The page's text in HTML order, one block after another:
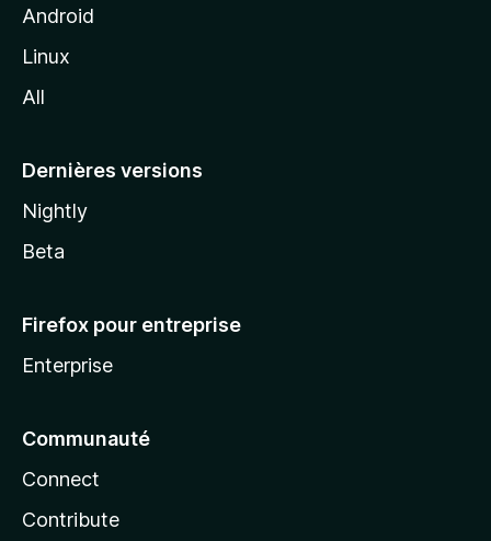
z
l
Android
Linux
All
Dernières versions
Nightly
Beta
Firefox pour entreprise
Enterprise
Communauté
Connect
Contribute